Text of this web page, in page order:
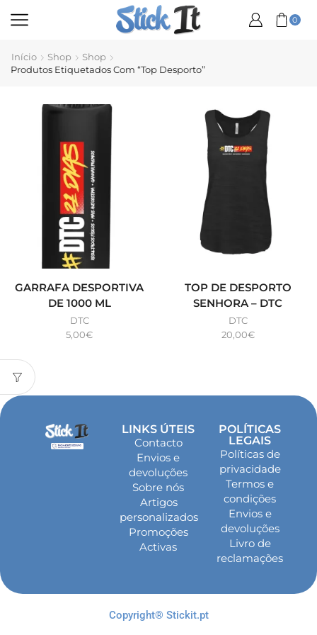
0
Início Shop
Shop
Produtos Etiquetados Com “Top Desporto”
GARRAFA DESPORTIVA
DE 1000 ML
DTC
5,00€
TOP DE DESPORTO
SENHORA – DTC
DTC
20,00€
LINKS ÚTEIS
Contacto
Envios e
devoluções
Sobre nós
Artigos
personalizados
Promoções
Activas
POLÍTICAS
LEGAIS
Políticas de
privacidade
Termos e
condições
Envios e
devoluções
Livro de
reclamações
Copyright® Stickit.pt